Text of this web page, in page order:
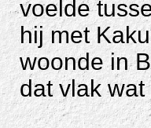
voelde
hij met
woonde in
dat vlak